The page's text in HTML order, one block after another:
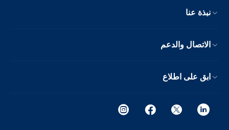
نبذة عنا
الاتصال والدعم
ابق على اطلاع